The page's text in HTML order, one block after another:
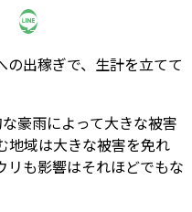
出稼ぎで、生計を立てて
豪雨によって大きな被害
地域は大きな被害を免れ
リも影響はそれほどでもな